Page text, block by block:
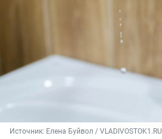
Источник: Елена Буйвол / VLADIVOSTOK1.RU